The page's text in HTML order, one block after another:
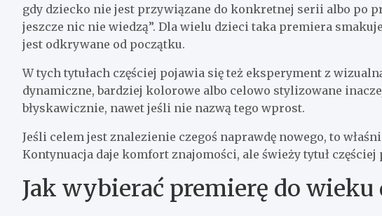
gdy dziecko nie jest przywiązane do konkretnej serii albo po
jeszcze nic nie wiedzą”. Dla wielu dzieci taka premiera
jest odkrywane od początku.
W tych tytułach częściej pojawia się też eksperyment z
dynamiczne, bardziej kolorowe albo celowo stylizowane
błyskawicznie, nawet jeśli nie nazwą tego wprost.
Jeśli celem jest znalezienie czegoś naprawdę nowego, to
Kontynuacja daje komfort znajomości, ale świeży tytuł
Jak wybierać premierę do wieku